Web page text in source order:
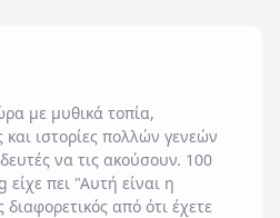
με μυθικά τοπία,
ιστορίες πολλών γενεών
να τις ακούσουν. 100
πει "Αυτή είναι η
από ότι έχετε